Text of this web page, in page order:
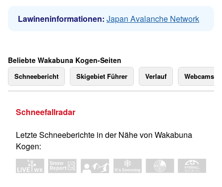
Lawineninformationen: Japan Avalanche Network
Beliebte Wakabuna Kogen-Seiten
Schneebericht Skigebiet Führer Verlauf Webcams
Schneefallradar
Letzte Schneeberichte in der Nähe von Wakabuna
Kogen: